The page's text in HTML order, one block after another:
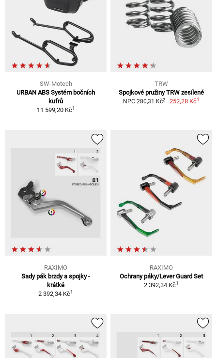
SW-Motech
URBAN ABS Systém bočních
kufrů
11 599,20 Kč1
TRW
Spojkové pružiny TRW zesílené
NPC 280,31 Kč2 252,28 Kč1
RAXIMO
Sady pák brzdy a spojky -
krátké
2 392,34 Kč1
RAXIMO
Ochrany páky/Lever Guard Set
2 392,34 Kč1